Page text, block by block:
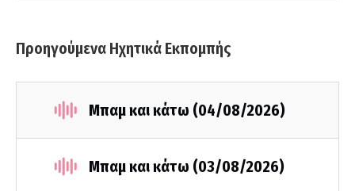
Προηγούμενα Ηχητικά Εκπομπής
Μπαμ και κάτω (04/08/2026)
Μπαμ και κάτω (03/08/2026)